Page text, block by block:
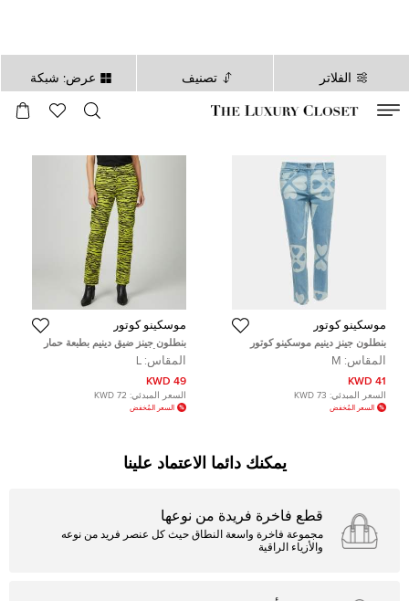
الفلاتر تصنيف عرض: شبكة
ثانية
موسكينو كوتور
بنطلون جينز دينيم موسكينو كوتور
بوصة مقاس ميديم
المقاس: M
41 KWD
السعر المبدئي: 73 KWD
السعر المُخفض
موسكينو كوتور
بنطلون جينز ضيق دينيم بطبعة حمار
وحشي أصفر موسكينو كوتور مقاس
وسط 32 بوصة مقاس كبير
المقاس: L
49 KWD
السعر المبدئي: 72 KWD
السعر المُخفض
يمكنك دائما الاعتماد علينا
قطع فاخرة فريدة من نوعها
مجموعة فاخرة واسعة النطاق حيث كل عنصر فريد من نوعه
والأزياء الراقية